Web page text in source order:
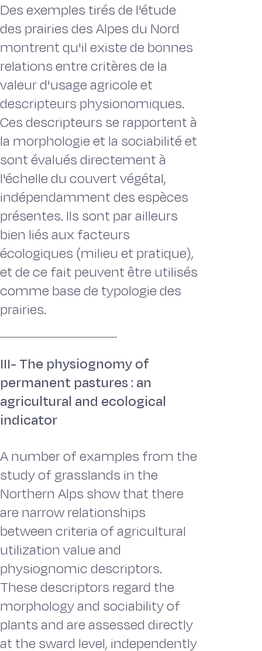
Des exemples tirés de l'étude
des prairies des Alpes du Nord
montrent qu'il existe de bonnes
relations entre critères de la
valeur d'usage agricole et
descripteurs physionomiques.
Ces descripteurs se rapportent à
la morphologie et la sociabilité et
sont évalués directement à
l'échelle du couvert végétal,
indépendamment des espèces
présentes. Ils sont par ailleurs
bien liés aux facteurs
écologiques (milieu et pratique),
et de ce fait peuvent être utilisés
comme base de typologie des
prairies.
III- The physiognomy of
permanent pastures : an
agricultural and ecological
indicator
A number of examples from the
study of grasslands in the
Northern Alps show that there
are narrow relationships
between criteria of agricultural
utilization value and
physiognomic descriptors.
These descriptors regard the
morphology and sociability of
plants and are assessed directly
at the sward level, independently